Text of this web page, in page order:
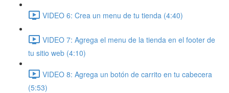
VIDEO 6: Crea un menu de tu tienda (4:40)
VIDEO 7: Agrega el menu de la tienda en el footer de
tu sitio web (4:10)
VIDEO 8: Agrega un botón de carrito en tu cabecera
(5:53)